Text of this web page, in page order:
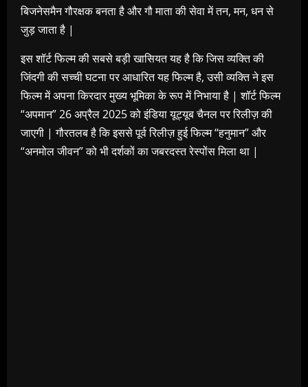
बिजनेसमैन गौरक्षक बनता है और गौ माता की सेवा में तन, मन, धन से
जुड़ जाता है |
इस शॉर्ट फिल्म की सबसे बड़ी खासियत यह है कि जिस व्यक्ति की
जिंदगी की सच्ची घटना पर आधारित यह फिल्म है, उसी व्यक्ति ने इस
फिल्म में अपना किरदार मुख्य भूमिका के रूप में निभाया है | शॉर्ट फिल्म
“अपमान” 26 अप्रैल 2025 को इंडिया यूट्यूब चैनल पर रिलीज़ की
जाएगी | गौरतलब है कि इससे पूर्व रिलीज़ हुई फिल्म “हनुमान” और
“अनमोल जीवन” को भी दर्शकों का जबरदस्त रेस्पोंस मिला था |